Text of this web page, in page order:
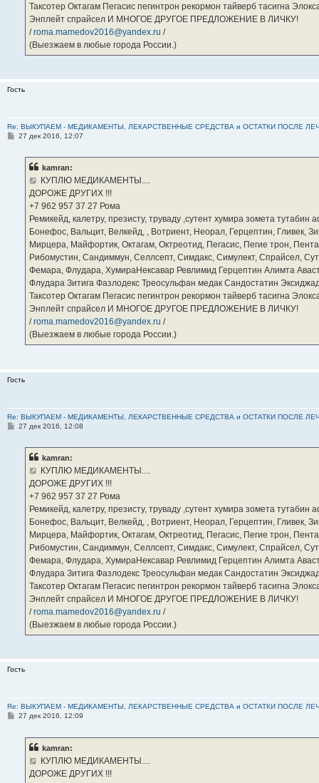
Таксотер Октагам Пегасис пегинтрон рекормон тайверб тасигна
Энплейт спрайсел И МНОГОЕ ДРУГОЕ ПРЕДЛОЖЕНИЕ В ЛИЧКУ!
/roma.mamedov2016@yandex.ru /
(Выезжаем в любые города России.)
Гость
Re: ВЫКУПАЕМ - МЕДИКАМЕНТЫ, ЛЕКАРСТВЕННЫЕ СРЕДСТВА и ОСТАТКИ ПОСЛЕ
С27 дек 2016, 12:07
kamran:
КУПЛЮ МЕДИКАМЕНТЫ....
ДОРОЖЕ ДРУГИХ !!!
‪+7 962 957 37 27‬ Рома
Ремикейд, калетру, презисту, труваду ,сутент хумира зомета
Бонефос, Вальцит, Велкейд, , Вотриент, Неорал, Герцептин, Гливек,
Мирцера, Майфортик, Октагам, Октреотид, Пегасис, Пегие трон,
Рибомустин, Сандиммун, Селлсепт, Симдакс, Симулект, Спрайсел,
Фемара, Флудара, ХумираНексавар Ревлимид Герцептин Алимта
Флудара Зитига Фазлодекс Треосульфан медак Сандостатин
Таксотер Октагам Пегасис пегинтрон рекормон тайверб тасигна
Энплейт спрайсел И МНОГОЕ ДРУГОЕ ПРЕДЛОЖЕНИЕ В ЛИЧКУ!
/roma.mamedov2016@yandex.ru /
(Выезжаем в любые города России.)
Гость
Re: ВЫКУПАЕМ - МЕДИКАМЕНТЫ, ЛЕКАРСТВЕННЫЕ СРЕДСТВА и ОСТАТКИ ПОСЛЕ
С27 дек 2016, 12:08
kamran:
КУПЛЮ МЕДИКАМЕНТЫ....
ДОРОЖЕ ДРУГИХ !!!
‪+7 962 957 37 27‬ Рома
Ремикейд, калетру, презисту, труваду ,сутент хумира зомета
Бонефос, Вальцит, Велкейд, , Вотриент, Неорал, Герцептин, Гливек,
Мирцера, Майфортик, Октагам, Октреотид, Пегасис, Пегие трон,
Рибомустин, Сандиммун, Селлсепт, Симдакс, Симулект, Спрайсел,
Фемара, Флудара, ХумираНексавар Ревлимид Герцептин Алимта
Флудара Зитига Фазлодекс Треосульфан медак Сандостатин
Таксотер Октагам Пегасис пегинтрон рекормон тайверб тасигна
Энплейт спрайсел И МНОГОЕ ДРУГОЕ ПРЕДЛОЖЕНИЕ В ЛИЧКУ!
/roma.mamedov2016@yandex.ru /
(Выезжаем в любые города России.)
Гость
Re: ВЫКУПАЕМ - МЕДИКАМЕНТЫ, ЛЕКАРСТВЕННЫЕ СРЕДСТВА и ОСТАТКИ ПОСЛЕ
С27 дек 2016, 12:09
kamran:
КУПЛЮ МЕДИКАМЕНТЫ....
ДОРОЖЕ ДРУГИХ !!!